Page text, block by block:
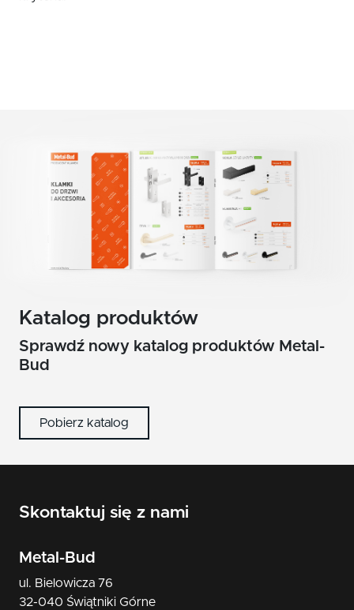
grafit
chrom szczotkowany mat
nikiel szczotkowany
nikiel szczotkowany mat
patyna
Katalog produktów
Sprawdź nowy katalog produktów Metal-
Bud
Pobierz katalog
Skontaktuj się z nami
Metal-Bud
ul. Bielowicza 76
32-040 Świątniki Górne